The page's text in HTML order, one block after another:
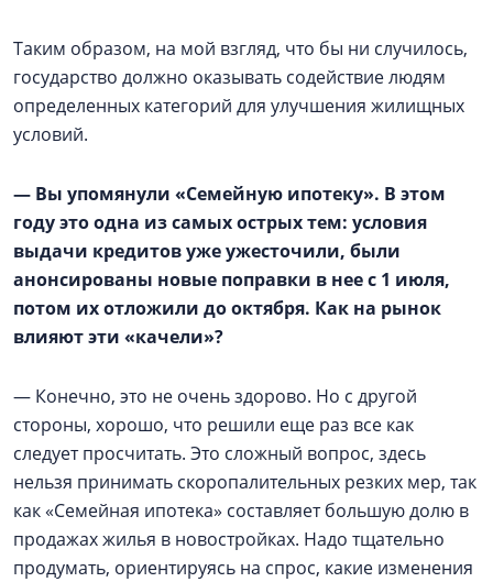
Таким образом, на мой взгляд, что бы ни случилось,
государство должно оказывать содействие людям
определенных категорий для улучшения жилищных
условий.
— Вы упомянули «Семейную ипотеку». В этом
году это одна из самых острых тем: условия
выдачи кредитов уже ужесточили, были
анонсированы новые поправки в нее с 1 июля,
потом их отложили до октября. Как на рынок
влияют эти «качели»?
— Конечно, это не очень здорово. Но с другой
стороны, хорошо, что решили еще раз все как
следует просчитать. Это сложный вопрос, здесь
нельзя принимать скоропалительных резких мер, так
как «Семейная ипотека» составляет большую долю в
продажах жилья в новостройках. Надо тщательно
продумать, ориентируясь на спрос, какие изменения